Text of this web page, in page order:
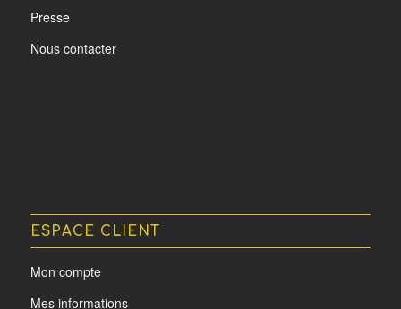
Presse
Nous contacter
ESPACE CLIENT
Mon compte
Mes informations